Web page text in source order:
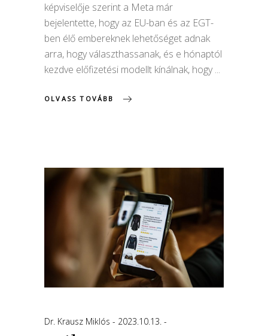
képviselője szerint a Meta már
bejelentette, hogy az EU-ban és az EGT-
ben élő embereknek lehetőséget adnak
arra, hogy választhassanak, és e hónaptól
kezdve előfizetési modellt kínálnak, hogy
OLVASS TOVÁBB
Dr. Krausz Miklós 2023.10.13.